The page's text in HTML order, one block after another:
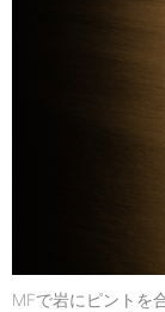
MFで岩にピントを